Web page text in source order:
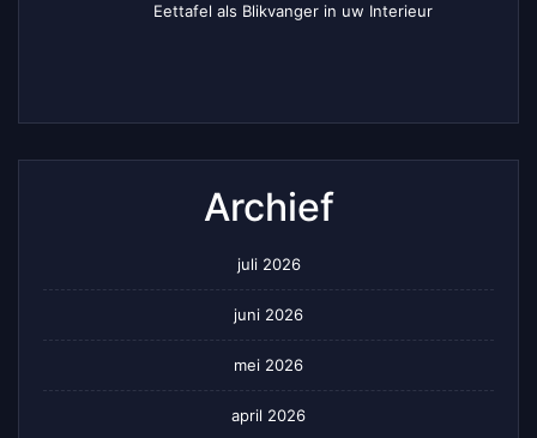
Eettafel als Blikvanger in uw Interieur
Archief
juli 2026
juni 2026
mei 2026
april 2026